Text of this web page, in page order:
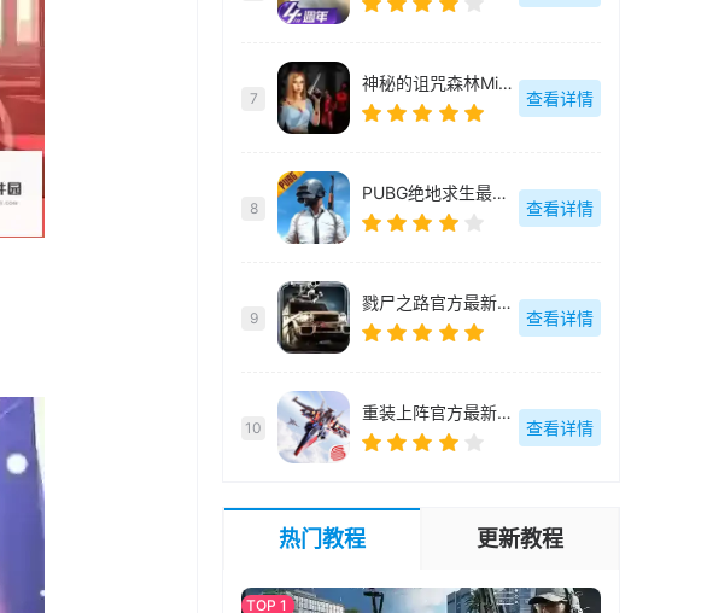
7
神秘的诅咒森林Misty Forest官方最新版-v1.7
查看详情
8
PUBG绝地求生最新国际版体验服-3.9.3
查看详情
9
戮尸之路官方最新版-v1.0.19
查看详情
10
重装上阵官方最新版-0.100.378
查看详情
热门教程 更新教程